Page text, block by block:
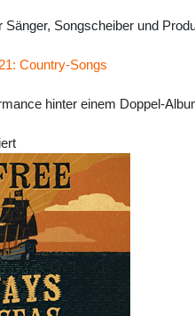
Sänger, Songscheiber und
Country-Songs
hinter einem Doppel-